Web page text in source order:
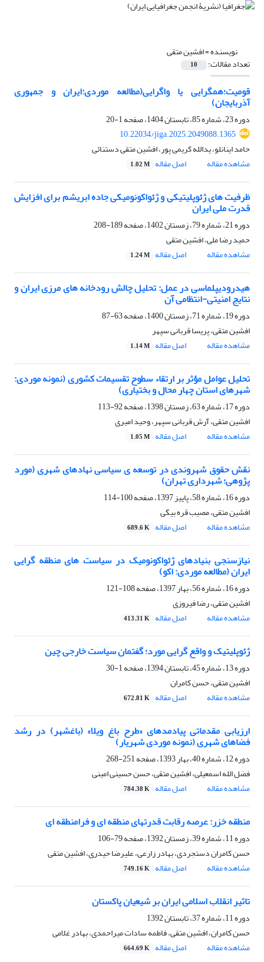
نویسنده =افشین متقی
تعداد مقالات: 10
قومیت؛همگرایی یا واگرایی(مطالعه موردی:ایران و جمهوری
آذربایجان)
دوره 23، شماره 85، تابستان 1404، صفحه
1-20
10.22034/jiga.2025.2049088.1365
حامد اینانلو، یدالله کریمی پور، افشین متقی دستنائی
مشاهده مقاله
اصل مقاله 1.02 M
ظرفیت های ژئوپلیتیکی و ژئواکونومیکی جاده ابریشم برای افزایش
قدرت ملی ایران
دوره 21، شماره 79، زمستان 1402، صفحه
189-208
حمید رضا ملی، افشین متقی
مشاهده مقاله
اصل مقاله 1.24 M
هیدرودیپلماسی در عمل: تحلیل چالش رودخانه های مرزی ایران و
نتایج امنیتی-انتظامی آن
دوره 19، شماره 71، زمستان 1400، صفحه
63-87
افشین متقی، پریسا قربانی سپهر
مشاهده مقاله
اصل مقاله 1.14 M
تحلیل عوامل مؤثر بر ارتقاء سطوح تقسیمات کشوری (نمونه موردی:
شهرهای استان چهار محال و بختیاری)
دوره 17، شماره 63، زمستان 1398، صفحه
92-113
افشین متقی، آرش قربانی سپهر، وحید امیری
مشاهده مقاله
اصل مقاله 1.05 M
نقش حقوق شهروندی در توسعه ی سیاسی نهادهای شهری (مورد
پژوهی؛ شهرداری تهران)
دوره 16، شماره 58، پاییز 1397، صفحه
100-114
افشین متقی، مصیب قره بیگی
مشاهده مقاله
اصل مقاله 689.6 K
نیازسنجی بنیادهای ژئواکونومیک در سیاست های منطقه گرایی
ایران (مطالعه موردی: اکو)
دوره 16، شماره 56، بهار 1397، صفحه
108-121
افشین متقی، رضا فیروزی
مشاهده مقاله
اصل مقاله 413.31 K
ژئوپلیتیک و واقع گرایی مورد؛ گفتمان سیاست خارجی چین
دوره 13، شماره 45، تابستان 1394، صفحه
1-30
افشین متقی، حسن کامران
مشاهده مقاله
اصل مقاله 672.81 K
ارزیابی مقدماتی پیادمدهای «طرح باغ ویلا» (باغشهر) در رشد
فضاهای شهری (نمونه موردی شهریار)
دوره 12، شماره 40، بهار 1393، صفحه
251-268
فضل الله اسمعیلی، افشین متقی، حسن حسینی امینی
مشاهده مقاله
اصل مقاله 784.38 K
منطقه خزر: عرصه رقابت قدرتهای منطقه ای و فرامنطقه ای
دوره 11، شماره 39، زمستان 1392، صفحه
79-106
حسن کامران دستجردی، بهادر زارعی، علیرضا حیدری، افشین متقی
مشاهده مقاله
اصل مقاله 749.16 K
تاثیر انقلاب اسلامی ایران بر شیعیان پاکستان
دوره 11، شماره 37، تابستان 1392
حسن کامران، افشین متقی، فاطمه سادات میراحمدی، بهادر غلامی
مشاهده مقاله
اصل مقاله 664.69 K